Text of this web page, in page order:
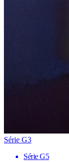
Série G3
Série G5